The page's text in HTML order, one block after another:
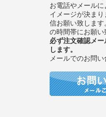
お電話やメールに
イメージが決ま
信お願い致しま
の時間帯にお願い
必ず注文確認メ
します。
メールでのお問